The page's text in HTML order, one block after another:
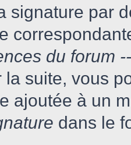
signature par
du forum
la suite, vous
ajoutée à un
dans le